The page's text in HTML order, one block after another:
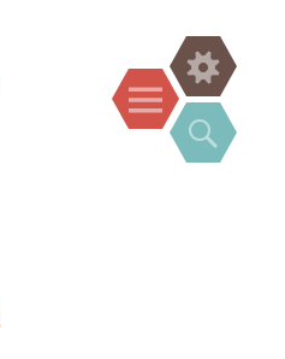
Menu
Widgets
Search